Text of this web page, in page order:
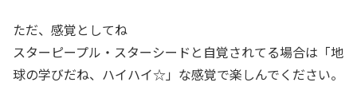
ただ、感覚としてね
スターピープル・スターシードと自覚されてる場合は「地
球の学びだね、ハイハイ☆」な感覚で楽しんでください。